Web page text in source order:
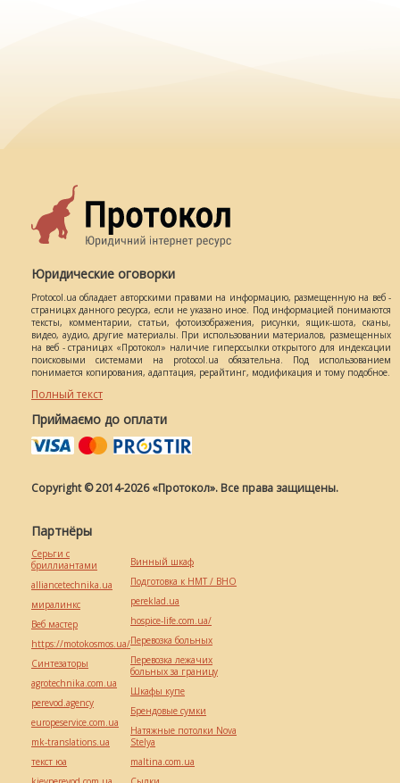
Юридические оговорки
Protocol.ua обладает авторскими правами на информацию, размещенную на веб -
страницах данного ресурса, если не указано иное. Под информацией понимаются
тексты, комментарии, статьи, фотоизображения, рисунки, ящик-шота, сканы,
видео, аудио, другие материалы. При использовании материалов, размещенных
на веб - страницах «Протокол» наличие гиперссылки открытого для индексации
поисковыми системами на protocol.ua обязательна. Под использованием
понимается копирования, адаптация, рерайтинг, модификация и тому подобное.
Полный текст
Приймаємо до оплати
Copyright © 2014-2026 «Протокол». Все права защищены.
Партнёры
Серьги с
бриллиантами
alliancetechnika.ua
миралинкс
Веб мастер
https://motokosmos.ua/
Синтезаторы
agrotechnika.com.ua
perevod.agency
europeservice.com.ua
mk-translations.ua
текст юа
Винный шкаф
Подготовка к НМТ / ВНО
pereklad.ua
hospice-life.com.ua/
Перевозка больных
Перевозка лежачих
больных за границу
Шкафы купе
Брендовые сумки
Натяжные потолки Nova
Stelya
maltina.com.ua